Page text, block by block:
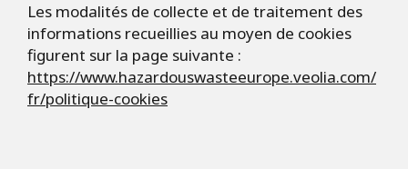
Les modalités de collecte et de traitement des
informations recueillies au moyen de cookies
figurent sur la page suivante :
https://www.hazardouswasteeurope.veolia.com/
fr/politique-cookies